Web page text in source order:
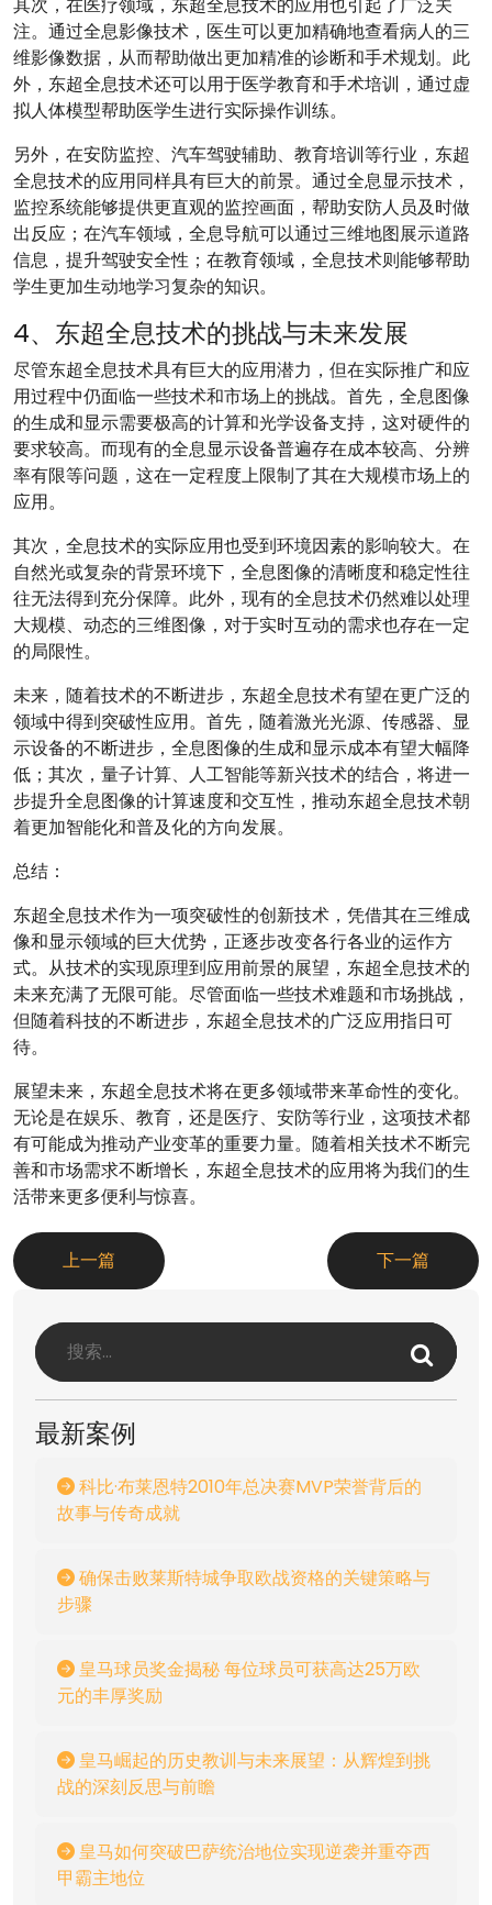
注。通过全息影像技术，医生可以更加精确地查看病人的三
维影像数据，从而帮助做出更加精准的诊断和手术规划。此
外，东超全息技术还可以用于医学教育和手术培训，通过虚
拟人体模型帮助医学生进行实际操作训练。
另外，在安防监控、汽车驾驶辅助、教育培训等行业，东超
全息技术的应用同样具有巨大的前景。通过全息显示技术，
监控系统能够提供更直观的监控画面，帮助安防人员及时做
出反应；在汽车领域，全息导航可以通过三维地图展示道路
信息，提升驾驶安全性；在教育领域，全息技术则能够帮助
学生更加生动地学习复杂的知识。
4、东超全息技术的挑战与未来发展
尽管东超全息技术具有巨大的应用潜力，但在实际推广和应
用过程中仍面临一些技术和市场上的挑战。首先，全息图像
的生成和显示需要极高的计算和光学设备支持，这对硬件的
要求较高。而现有的全息显示设备普遍存在成本较高、分辨
率有限等问题，这在一定程度上限制了其在大规模市场上的
应用。
其次，全息技术的实际应用也受到环境因素的影响较大。在
自然光或复杂的背景环境下，全息图像的清晰度和稳定性往
往无法得到充分保障。此外，现有的全息技术仍然难以处理
大规模、动态的三维图像，对于实时互动的需求也存在一定
的局限性。
未来，随着技术的不断进步，东超全息技术有望在更广泛的
领域中得到突破性应用。首先，随着激光光源、传感器、显
示设备的不断进步，全息图像的生成和显示成本有望大幅降
低；其次，量子计算、人工智能等新兴技术的结合，将进一
步提升全息图像的计算速度和交互性，推动东超全息技术朝
着更加智能化和普及化的方向发展。
总结：
东超全息技术作为一项突破性的创新技术，凭借其在三维成
像和显示领域的巨大优势，正逐步改变各行各业的运作方
式。从技术的实现原理到应用前景的展望，东超全息技术的
未来充满了无限可能。尽管面临一些技术难题和市场挑战，
但随着科技的不断进步，东超全息技术的广泛应用指日可
待。
展望未来，东超全息技术将在更多领域带来革命性的变化。
无论是在娱乐、教育，还是医疗、安防等行业，这项技术都
有可能成为推动产业变革的重要力量。随着相关技术不断完
善和市场需求不断增长，东超全息技术的应用将为我们的生
活带来更多便利与惊喜。
上一篇 下一篇
最新案例
科比·布莱恩特2010年总决赛MVP荣誉背后的
故事与传奇成就
确保击败莱斯特城争取欧战资格的关键策略与
步骤
皇马球员奖金揭秘 每位球员可获高达25万欧
元的丰厚奖励
皇马崛起的历史教训与未来展望：从辉煌到挑
战的深刻反思与前瞻
皇马如何突破巴萨统治地位实现逆袭并重夺西
甲霸主地位